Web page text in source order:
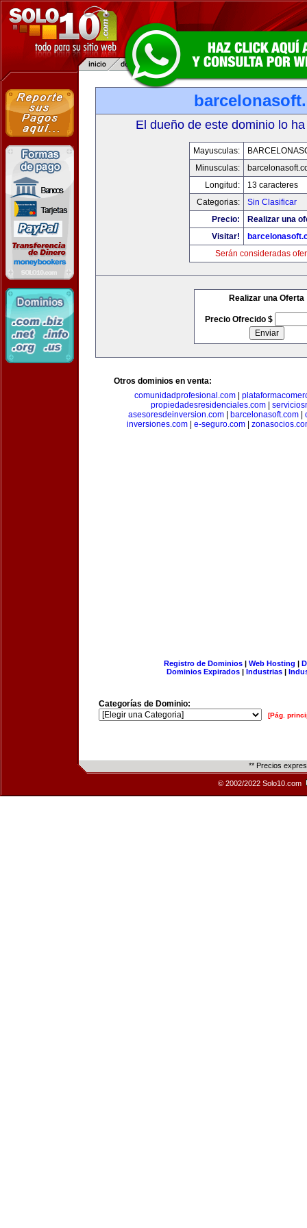
El dueño de este dominio lo
Mayusculas:
Minusculas:
Longitud:
13 caracteres
Categorias:
Sin Clasificar
Precio:
Realizar una
Visitar!
Serán consideradas
Realizar una Oferta
Precio Ofrecido $
Otros dominios en venta:
comunidadprofesional.com|
propiedadesresidenciales.com
asesoresdeinversion.com
barcelonasoft.com
inversiones.com
e-seguro.com
Registro de Dominios| Web Hosting |
Dominios Expirados | Industrias |
Categorías de Dominio:
[Pág.
** Precios
© 2002/2022 Solo10.com